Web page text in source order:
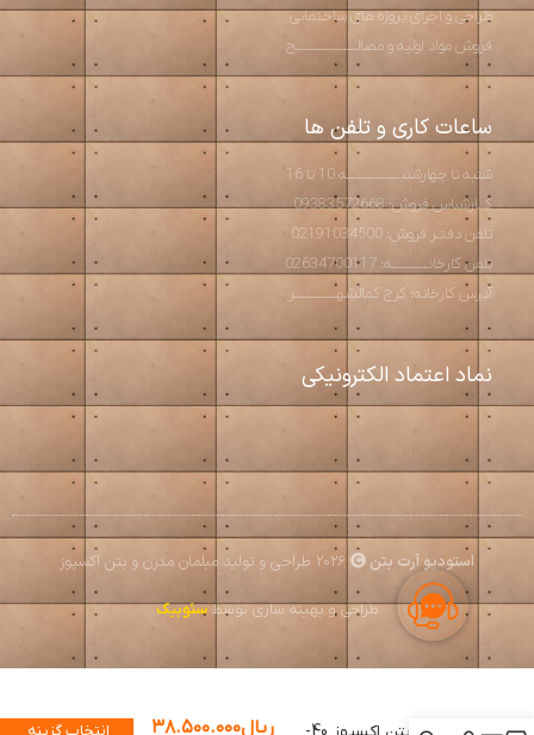
طراحی و اجرای پروژه های ساختمانی
فروش مواد اولیه و مصالـــــــــــــــــح
ساعات کاری و تلفن ها
شنبه تا چهارشنبـــــــــــــــه 10 تا 16
کــارشناس فروش: 09383572668
تلفن دفتـر فروش: 02191034500
تلفن کارخانــــــــــه: 02634700117
آدرس کارخانه: کرج کمالشهــــــــــــر
نماد اعتماد الکترونیکی
استودیو آرت بتن
طراحی و بهینه سازی توسطسئوبیک
ریال۳۸.۵۰۰.۰۰۰ انتخاب گزینه